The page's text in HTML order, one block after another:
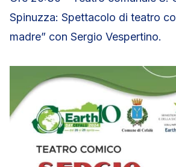
Spinuzza: Spettacolo di teatro
madre” con Sergio Vespertino.